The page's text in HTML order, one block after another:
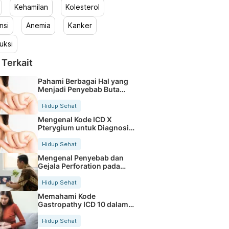
Kehamilan Kolesterol
Anemia Kanker
Pahami Berbagai Hal yang
Menjadi Penyebab Buta
Hidup Sehat
Mengenal Kode ICD X
Pterygium untuk Diagnosis
Hidup Sehat
Mengenal Penyebab dan
Gejala Perforation pada
Tubuh
Hidup Sehat
Memahami Kode
Gastropathy ICD 10 dalam
Rekam Medis Pasien
Hidup Sehat